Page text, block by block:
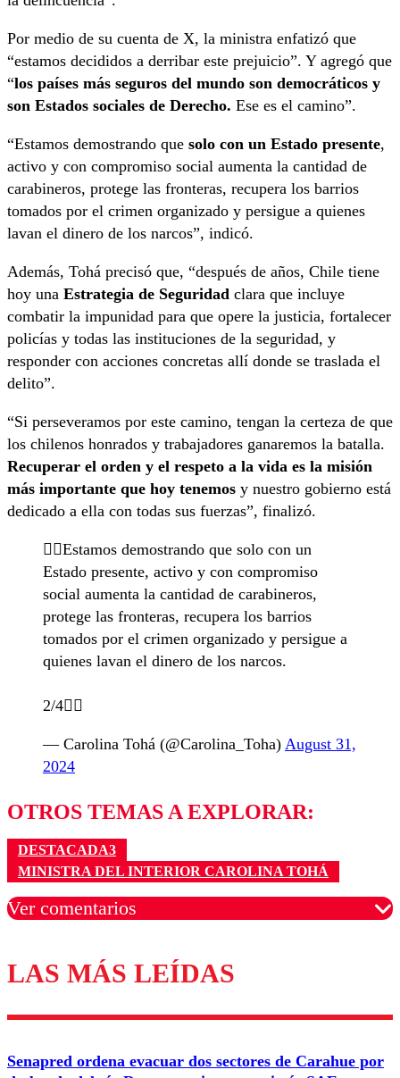
Por medio de su cuenta de X, la ministra enfatizó que
“estamos decididos a derribar este prejuicio”. Y agregó que
“los países más seguros del mundo son democráticos y
son Estados sociales de Derecho. Ese es el camino”.
“Estamos demostrando que solo con un Estado presente,
activo y con compromiso social aumenta la cantidad de
carabineros, protege las fronteras, recupera los barrios
tomados por el crimen organizado y persigue a quienes
lavan el dinero de los narcos”, indicó.
Además, Tohá precisó que, “después de años, Chile tiene
hoy una Estrategia de Seguridad clara que incluye
combatir la impunidad para que opere la justicia, fortalecer
policías y todas las instituciones de la seguridad, y
responder con acciones concretas allí donde se traslada el
delito”.
“Si perseveramos por este camino, tengan la certeza de que
los chilenos honrados y trabajadores ganaremos la batalla.
Recuperar el orden y el respeto a la vida es la misión
más importante que hoy tenemos y nuestro gobierno está
dedicado a ella con todas sus fuerzas”, finalizó.
👉🏻Estamos demostrando que solo con un
Estado presente, activo y con compromiso
social aumenta la cantidad de carabineros,
protege las fronteras, recupera los barrios
tomados por el crimen organizado y persigue a
quienes lavan el dinero de los narcos.
2/4👇🏻
— Carolina Tohá (@Carolina_Toha) August 31,
2024
OTROS TEMAS A EXPLORAR:
DESTACADA3
MINISTRA DEL INTERIOR CAROLINA TOHÁ
Ver comentarios
Los comentarios son moderados para garantizar un
diálogo respetuoso.
Correo
LAS MÁS LEÍDAS
Senapred ordena evacuar dos sectores de Carahue por